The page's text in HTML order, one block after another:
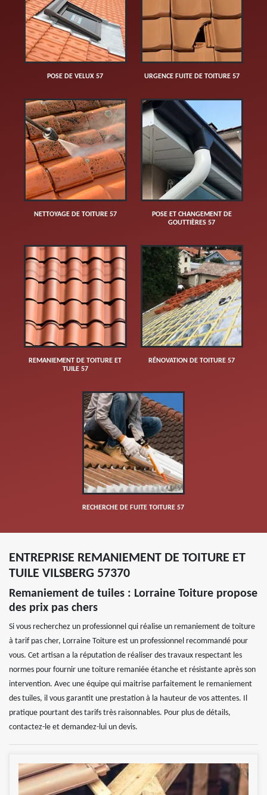
POSE DE VELUX 57 URGENCE FUITE DE TOITURE 57
NETTOYAGE DE TOITURE 57
POSE ET CHANGEMENT DE
GOUTTIÈRES 57
REMANIEMENT DE TOITURE ET
TUILE 57
RÉNOVATION DE TOITURE 57
RECHERCHE DE FUITE TOITURE 57
ENTREPRISE REMANIEMENT DE TOITURE ET
TUILE VILSBERG 57370
Remaniement de tuiles : Lorraine Toiture propose
des prix pas chers
Si vous recherchez un professionnel qui réalise un remaniement de toiture
à tarif pas cher, Lorraine Toiture est un professionnel recommandé pour
vous. Cet artisan a la réputation de réaliser des travaux respectant les
normes pour fournir une toiture remaniée étanche et résistante après son
intervention. Avec une équipe qui maitrise parfaitement le remaniement
des tuiles, il vous garantit une prestation à la hauteur de vos attentes. Il
pratique pourtant des tarifs très raisonnables. Pour plus de détails,
contactez-le et demandez-lui un devis.